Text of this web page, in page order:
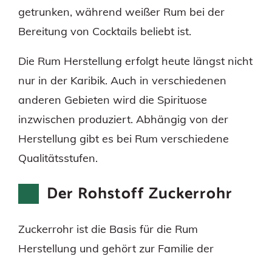
getrunken, während weißer Rum bei der
Bereitung von Cocktails beliebt ist.
Die Rum Herstellung erfolgt heute längst nicht
nur in der Karibik. Auch in verschiedenen
anderen Gebieten wird die Spirituose
inzwischen produziert. Abhängig von der
Herstellung gibt es bei Rum verschiedene
Qualitätsstufen.
Der Rohstoff Zuckerrohr
Zuckerrohr ist die Basis für die Rum
Herstellung und gehört zur Familie der